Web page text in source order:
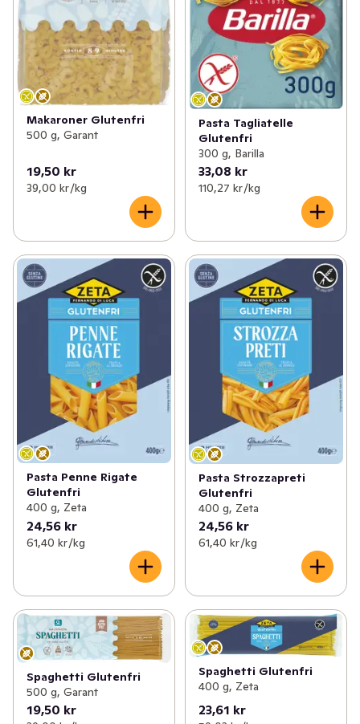
Makaroner Glutenfri
500 g, Garant
19,50 kr
39,00 kr /kg
Pasta Tagliatelle
Glutenfri
300 g, Barilla
33,08 kr
110,27 kr /kg
Pasta Penne Rigate
Glutenfri
400 g, Zeta
24,56 kr
61,40 kr /kg
Pasta Strozzapreti
Glutenfri
400 g, Zeta
24,56 kr
61,40 kr /kg
Spaghetti Glutenfri
500 g, Garant
19,50 kr
Spaghetti Glutenfri
400 g, Zeta
23,61 kr